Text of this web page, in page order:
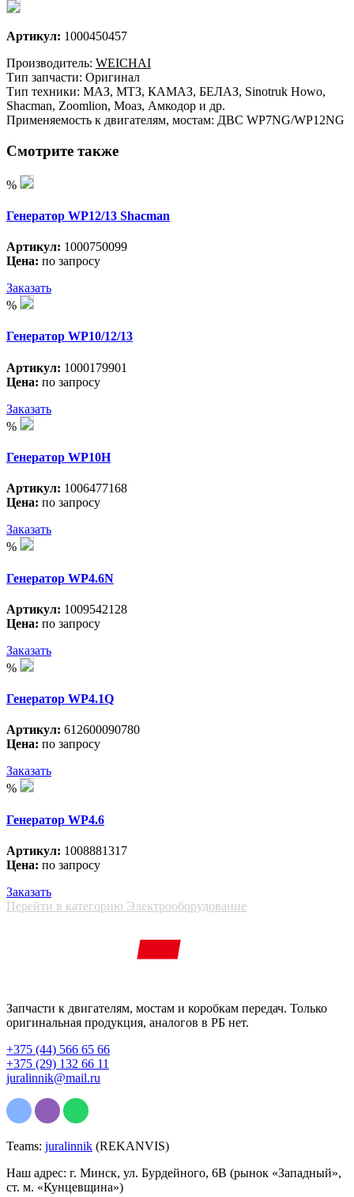
Артикул: 1000450457
Производитель: WEICHAI
Тип запчасти: Оригинал
Тип техники: МАЗ, МТЗ, КАМАЗ, БЕЛАЗ, Sinotruk Howo,
Shacman, Zoomlion, Моаз, Амкодор и др.
Применяемость к двигателям, мостам: ДВС WP7NG/WP12NG
Смотрите также
%
Генератор WP12/13 Shacman
Артикул: 1000750099
Цена: по запросу
Заказать
%
Генератор WP10/12/13
Артикул: 1000179901
Цена: по запросу
Заказать
%
Генератор WP10H
Артикул: 1006477168
Цена: по запросу
Заказать
%
Генератор WP4.6N
Артикул: 1009542128
Цена: по запросу
Заказать
%
Генератор WP4.1Q
Артикул: 612600090780
Цена: по запросу
Заказать
%
Генератор WP4.6
Артикул: 1008881317
Цена: по запросу
Заказать
Перейти в категорию Электрооборудование
Запчасти к двигателям, мостам и коробкам передач. Только
оригинальная продукция, аналогов в РБ нет.
+375 (44) 566 65 66
+375 (29) 132 66 11
juralinnik@mail.ru
Teams: juralinnik (REKANVIS)
Наш адрес: г. Минск, ул. Бурдейного, 6В (рынок «Западный»,
ст. м. «Кунцевщина»)